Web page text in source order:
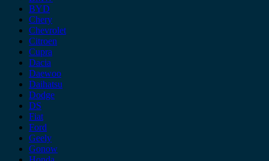
BYD
Chery
Chevrolet
Citroen
Cupra
Dacia
Daewoo
Daihatsu
Dodge
DS
Fiat
Ford
Geely
Gonow